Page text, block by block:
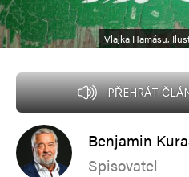
Vlajka Hamásu,
PŘEHRÁT
Benjamin
Spisovatel